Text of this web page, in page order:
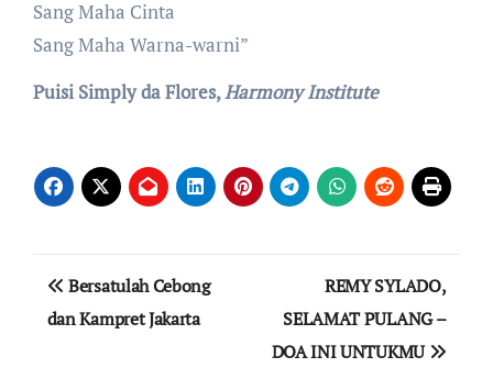
Sang Maha Cinta
Sang Maha Warna-warni”
Puisi Simply da Flores,Harmony Institute
Post
navigation
Bersatulah Cebong
dan Kampret Jakarta
REMY SYLADO,
SELAMAT PULANG –
DOA INI UNTUKMU